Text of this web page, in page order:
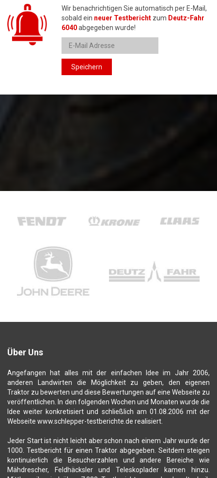
Wir benachrichtigen Sie automatisch per E-Mail,
sobald ein neuer Testbericht zum Deutz-Fahr
6040abgegeben wurde!
Speichern
Über Uns
Angefangen hat alles mit der einfachen Idee im Jahr 2006,
anderen Landwirten die Möglichkeit zu geben, den eigenen
Traktor zu bewerten und diese Bewertungen auf eine Webseite zu
veröffentlichen. In den folgenden Wochen und Monaten wurde die
Idee weiter konkretisiert und schließlich am 01.08.2006 mit der
Webseite www.schlepper-testberichte.de realisiert.
Jeder Start ist nicht leicht aber schon nach einem Jahr wurde der
1000. Testbericht für einen Traktor abgegeben. Seitdem steigen
kontinuierlich die Besucherzahlen und andere Bereiche wie
Mähdrescher, Feldhäcksler und Teleskoplader kamen hinzu.